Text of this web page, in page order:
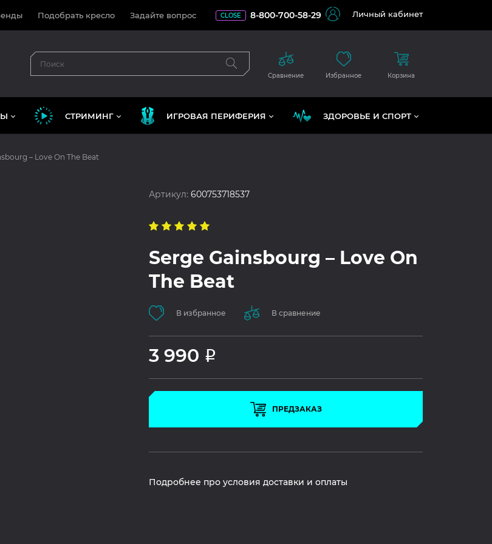
Подобрать кресло Задайте вопрос CLOSE 8-800-700-58-29 Личный кабинет
Сравнение Избранное Корзина
СТРИМИНГ ИГРОВАЯ ПЕРИФЕРИЯ ЗДОРОВЬЕ И СПОРТ
– Love On The Beat
Артикул:600753718537
Serge Gainsbourg – Love On
The Beat
В избранное В сравнение
3 990 Р
ПРЕДЗАКАЗ
Подробнее про условия доставки и оплаты